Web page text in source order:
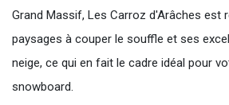
Grand Massif, Les Carroz d'Arâches est
paysages à couper le souffle et ses
neige, ce qui en fait le cadre idéal pour
snowboard.